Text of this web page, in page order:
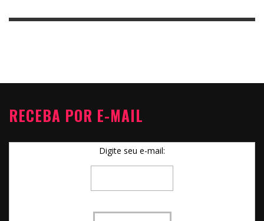
RECEBA POR E-MAIL
Digite seu e-mail: